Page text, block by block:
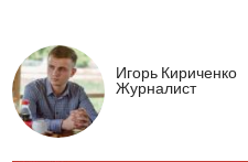
Игорь Кириченко
Журналист